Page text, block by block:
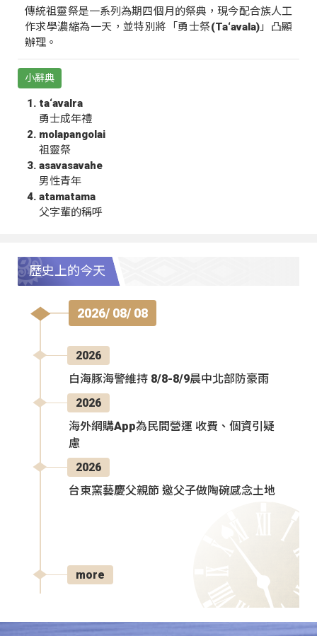
傳統祖靈祭是一系列為期四個月的祭典，現今配合族人工
作求學濃縮為一天，並特別將「勇士祭(Ta‘avala)」凸顯
辦理。
小辭典
ta‘avalra
勇士成年禮
molapangolai
祖靈祭
asavasavahe
男性青年
atamatama
父字輩的稱呼
歷史上的今天
2026/ 08/ 08
2026
白海豚海警維持 8/8-8/9晨中北部防豪雨
2026
海外網購App為民間營運 收費、個資引疑
慮
2026
台東窯藝慶父親節 邀父子做陶碗感念土地
more